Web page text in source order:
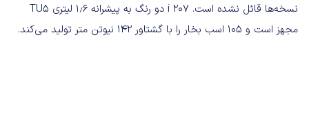
نسخه‌ها قائل نشده است. ۲۰۷ i دو رنگ به پیشرانه ۱٫۶ لیتری TU۵
مجهز است و ۱۰۵ اسب بخار را با گشتاور ۱۴۲ نیوتن متر تولید می‌کند.